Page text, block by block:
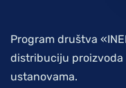
Program društva
distribuciju
ustanovama.